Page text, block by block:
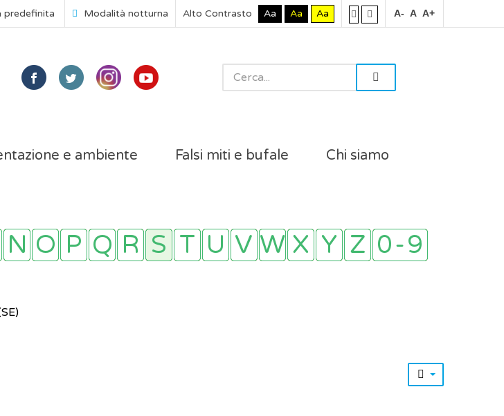
predefinita Modalità notturna Alto Contrasto Aa Aa Aa A- A A+
e ambiente Falsi miti e bufale Chi siamo